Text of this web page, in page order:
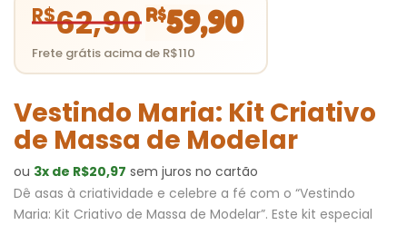
Vestindo Maria: Kit Criativo
de Massa de Modelar
R$62,90 O
preço
original
era:
R$62,90.
R$59,90O
preço
R$59,90.
ou 3x de R$20,97 sem juros no cartão
Dê asas à criatividade e celebre a fé com o “Vestindo
Maria: Kit Criativo de Massa de Modelar”. Este kit especial